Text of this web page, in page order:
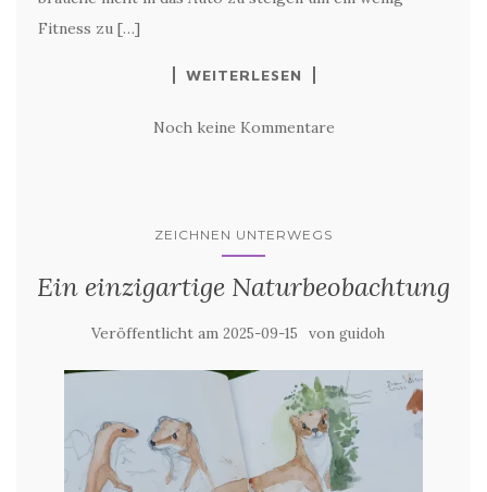
Fitness zu […]
WEITERLESEN
Noch keine Kommentare
ZEICHNEN UNTERWEGS
Ein einzigartige Naturbeobachtung
Veröffentlicht am 2025-09-15 von guidoh